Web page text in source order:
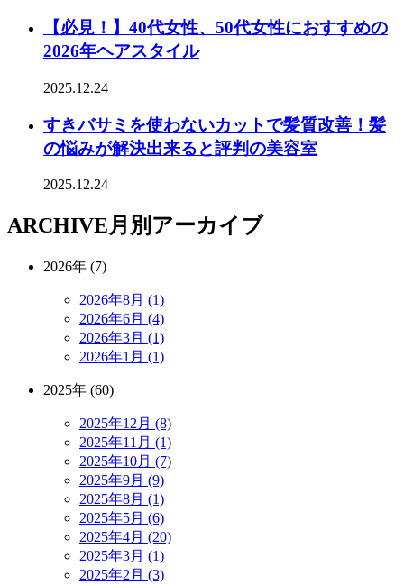
【必見！】40代女性、50代女性におすすめの
2026年ヘアスタイル
2025.12.24
すきバサミを使わないカットで髪質改善！髪
の悩みが解決出来ると評判の美容室
2025.12.24
ARCHIVE月別アーカイブ
2026年 (7)
2026年8月 (1)
2026年6月 (4)
2026年3月 (1)
2026年1月 (1)
2025年 (60)
2025年12月 (8)
2025年11月 (1)
2025年10月 (7)
2025年9月 (9)
2025年8月 (1)
2025年5月 (6)
2025年4月 (20)
2025年3月 (1)
2025年2月 (3)